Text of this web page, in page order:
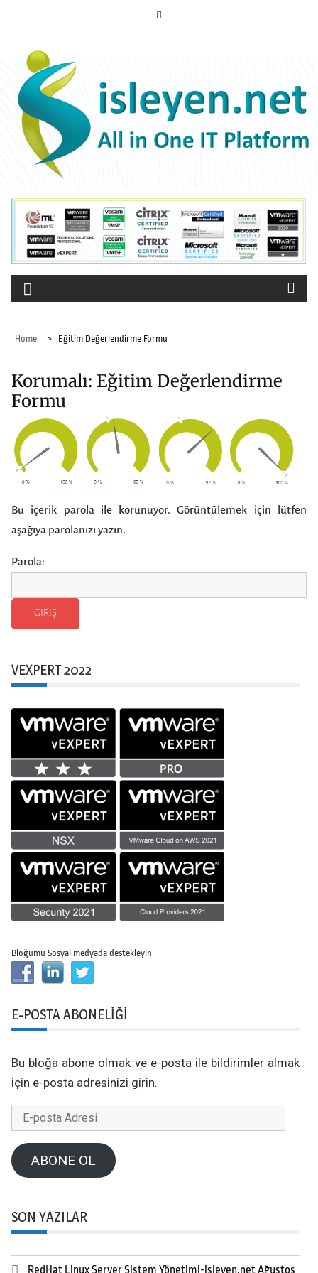
ISLEYEN.NET
All-in-One IT Platform
Home Eğitim Değerlendirme Formu
Korumalı: Eğitim Değerlendirme
Formu
Bu içerik parola ile korunuyor. Görüntülemek için lütfen
aşağıya parolanızı yazın.
Parola:
VEXPERT 2022
Bloğumu Sosyal medyada destekleyin
E-POSTA ABONELIĞI
Bu bloğa abone olmak ve e-posta ile bildirimler almak
için e-posta adresinizi girin.
posta
AdresiABONE OL
SON YAZILAR
RedHat Linux Server Sistem Yönetimi-isleyen.net Ağustos